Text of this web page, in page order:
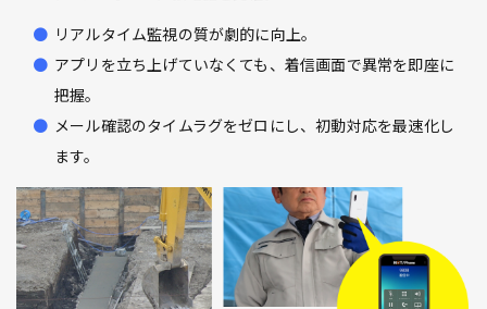
リアルタイム監視の質が劇的に向上。
アプリを立ち上げていなくても、着信画面で異常を即座に
把握。
メール確認のタイムラグをゼロにし、初動対応を最速化し
ます。